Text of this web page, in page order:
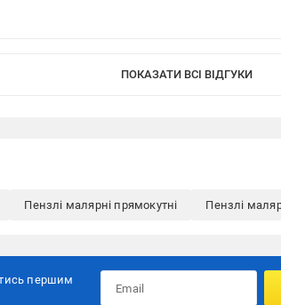
ПОКАЗАТИ ВСІ ВІДГУКИ
Пензлі малярні прямокутні Пензлі
першим